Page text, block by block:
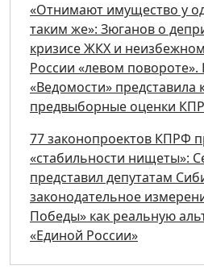
«Отнимают имущество у
таким же»: Зюганов о
кризисе ЖКХ и
России «левом повороте».
«Ведомости» представила
предвыборные оценки
77 законопроектов КПРФ
«стабильности нищеты»:
представил депутатам
законодательное
Победы» как реальную
«Единой России»